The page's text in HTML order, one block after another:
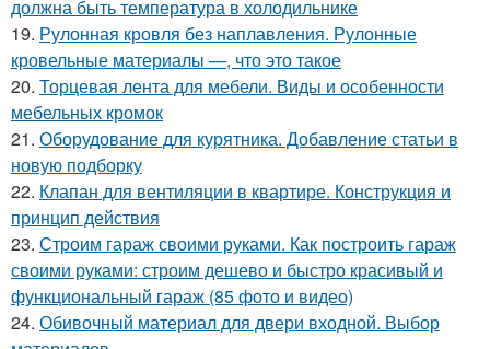
должна быть температура в холодильнике
19. Рулонная кровля без наплавления. Рулонные
кровельные материалы —, что это такое
20. Торцевая лента для мебели. Виды и особенности
мебельных кромок
21. Оборудование для курятника. Добавление статьи в
новую подборку
22. Клапан для вентиляции в квартире. Конструкция и
принцип действия
23. Строим гараж своими руками. Как построить гараж
своими руками: строим дешево и быстро красивый и
функциональный гараж (85 фото и видео)
24. Обивочный материал для двери входной. Выбор